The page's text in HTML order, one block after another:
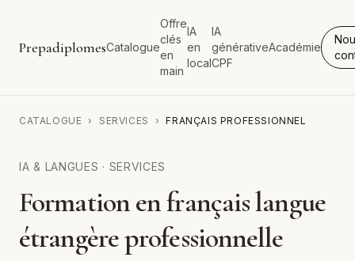
PrepadiplomesCatalogue
Offre
clés
en
main
IA
en
local
IA
générative
CPF
Académie
CATALOGUE › SERVICES › FRANÇAIS PROFESSIONNEL
IA & LANGUES · SERVICES
Formation en français langue
étrangère professionnelle